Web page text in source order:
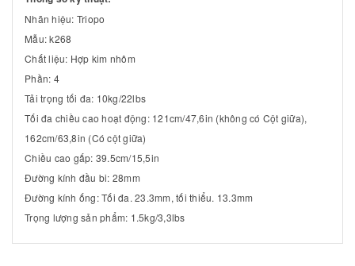
Nhãn hiệu: Triopo
Mẫu: k268
Chất liệu: Hợp kim nhôm
Phần: 4
Tải trọng tối đa: 10kg/22lbs
Tối đa chiều cao hoạt động: 121cm/47,6in (không có Cột giữa),
162cm/63,8in (Có cột giữa)
Chiều cao gấp: 39.5cm/15,5in
Đường kính đầu bi: 28mm
Đường kính ống: Tối đa. 23.3mm, tối thiểu. 13.3mm
Trọng lượng sản phẩm: 1.5kg/3,3lbs